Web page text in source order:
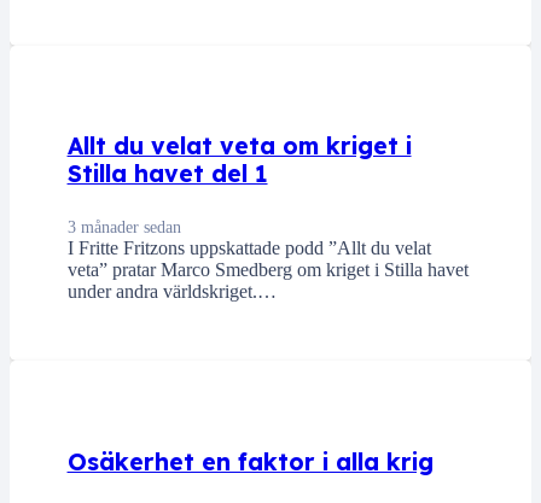
Allt du velat veta om kriget i
Stilla havet del 1
3 månader sedan
I Fritte Fritzons uppskattade podd ”Allt du velat
veta” pratar Marco Smedberg om kriget i Stilla havet
under andra världskriget.…
Osäkerhet en faktor i alla krig